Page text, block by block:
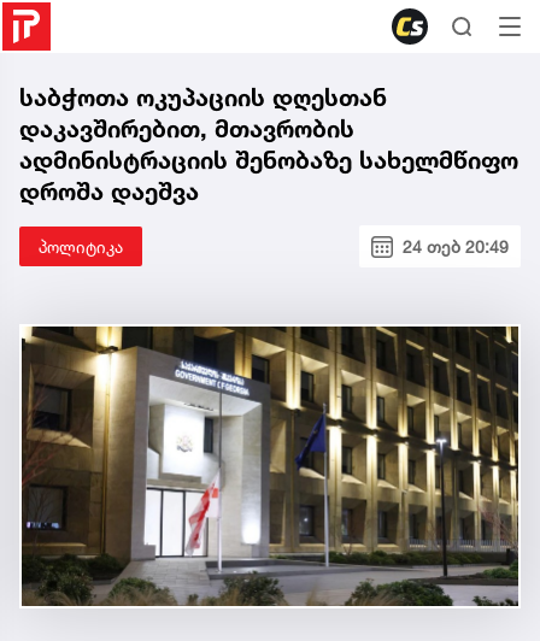
საბჭოთა ოკუპაციის დღესთან
დაკავშირებით, მთავრობის
ადმინისტრაციის შენობაზე სახელმწიფო
დროშა დაეშვა
პოლიტიკა 24 თებ 20:49